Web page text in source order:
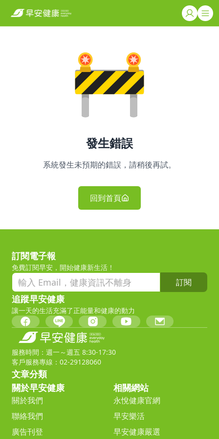
發生錯誤
系統發生未預期的錯誤，請稍後再試。
回到首頁
訂閱電子報
免費訂閱早安，開始健康新生活！
訂閱
追蹤早安健康
讓一天的生活充滿了正能量和健康的動力
服務時間：週一～週五 8:30-17:30
客戶服務專線：02-29128060
文章分類
關於早安健康
關於我們
聯絡我們
廣告刊登
相關網站
永悅健康官網
早安樂活
早安健康嚴選